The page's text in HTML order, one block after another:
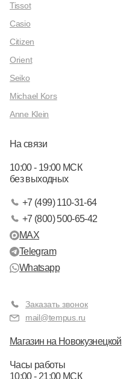
Tissot
Casio
Citizen
Orient
Seiko
Michael Kors
Anne Klein
На связи
10:00 - 19:00 МСК
без выходных
+7 (499) 110-31-64
+7 (800) 500-65-42
MAX
Telegram
Whatsapp
Заказать звонок
mail@tempus.ru
Магазин на Новокузнецкой
Часы работы
10:00 - 21:00 МСК